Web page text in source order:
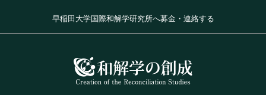
早稲田大学国際和解学研究所へ募金・連絡する